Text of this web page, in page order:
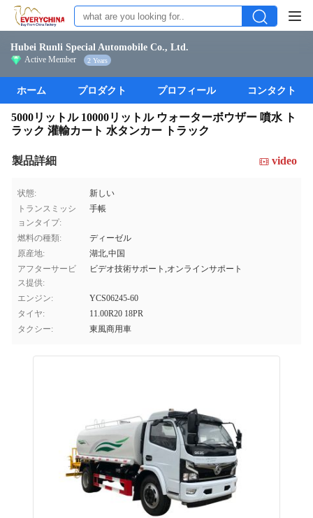
Hubei Runli Special Automobile Co., Ltd.
Active Member 2 Years
ホーム プロダクト プロフィール コンタクト
5000リットル 10000リットル ウォーターボウザー 噴水 ト
ラック 灌輸カート 水タンカー トラック
製品詳細 video
状態:
新しい
トランスミッシ
ョンタイプ:
手帳
燃料の種類:
ディーゼル
原産地:
湖北,中国
アフターサービ
ス提供:
ビデオ技術サポート,オンラインサポート
エンジン:
YCS06245-60
タイヤ:
11.00R20 18PR
タクシー:
東風商用車